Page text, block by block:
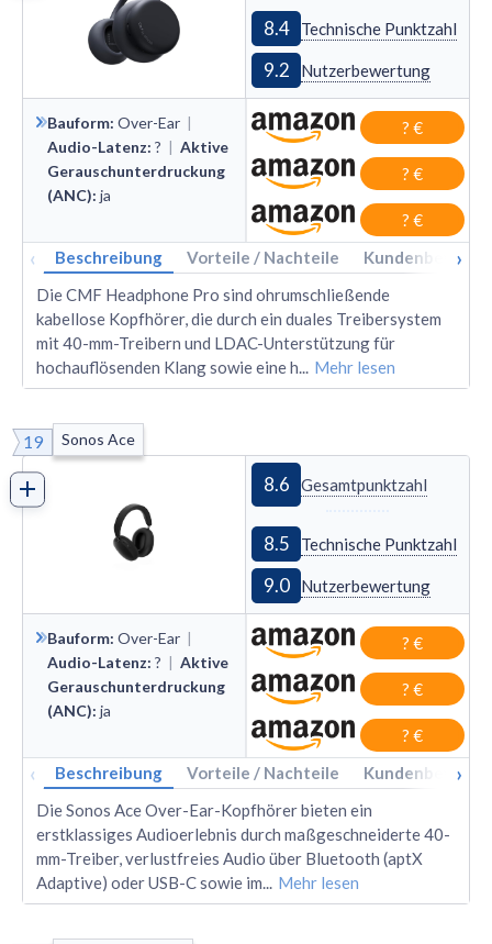
8.4 Technische Punktzahl
9.2 Nutzerbewertung
Bauform: Over-Ear |
Audio-Latenz: ? | Aktive
Gerauschunterdruckung
(ANC): ja
? €
? €
? €
‹ Beschreibung Vorteile / Nachteile ›
Die CMF Headphone Pro sind ohrumschließende
kabellose Kopfhörer, die durch ein duales Treibersystem
mit 40-mm-Treibern und LDAC-Unterstützung für
hochauflösenden Klang sowie eine h... Mehr lesen
19 Sonos Ace
8.6 Gesamtpunktzahl
8.5 Technische Punktzahl
9.0 Nutzerbewertung
Bauform: Over-Ear |
Audio-Latenz: ? | Aktive
Gerauschunterdruckung
(ANC): ja
? €
? €
? €
‹ Beschreibung Vorteile / Nachteile ›
Die Sonos Ace Over-Ear-Kopfhörer bieten ein
erstklassiges Audioerlebnis durch maßgeschneiderte 40-
mm-Treiber, verlustfreies Audio über Bluetooth (aptX
Adaptive) oder USB-C sowie im... Mehr lesen